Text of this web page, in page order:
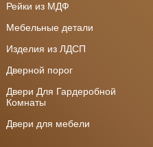
Рейки из МДФ
Мебельные детали
Изделия из ЛДСП
Дверной порог
Двери Для Гардеробной
Комнаты
Двери для мебели